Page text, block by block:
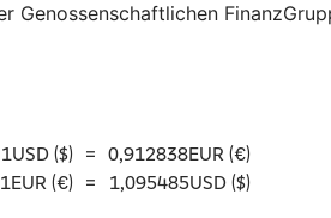
Genossenschaftlichen